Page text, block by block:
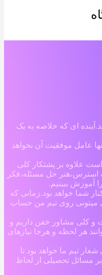
ای که خلاصه به یک
عامل موفقیت آن نخواهد
علاوه بر پشتکار کلی
استرس،هنر حل مسئله،فکر
آموزش ببینیم.
شما خواهد بود.زمانی که
میتونی روی تیم من حساب
و کلی مشاور خفن داریم و
هر لحظه و هرجا نیازهای
تیم ما خواهد بود تا
بر مسائل تحصیلی از لحاظ